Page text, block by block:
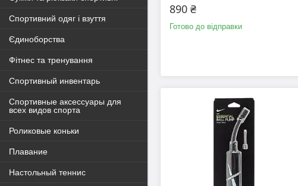
890 ₴
Готово до відправки
Спортивний одяг і взуття
Єдиноборства
Фітнес та тренування
Спортивный инвентарь
Спортивные аксессуары для
всех видов спорта
Роликовые коньки
Плавание
Настольный теннис